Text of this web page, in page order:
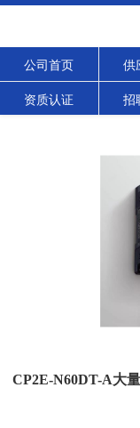
公司首页 供
资质认证 招
CP2E-N60DT-A大